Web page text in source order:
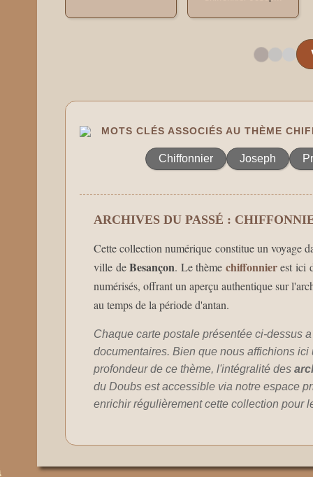
MOTS CLÉS ASSOCIÉS AU THÈME
Chiffonnier Joseph
ARCHIVES DU PASSÉ :
Cette collection numérique constitue un voyage
ville deBesançon. Le thème chiffonnierest ici
numérisés, offrant un aperçu authentique sur
au temps de la période d'antan.
Chaque carte postale présentée ci-dessus
documentaires. Bien que nous affichions
profondeur de ce thème, l'intégralité des
du Doubs est accessible via notre espace
enrichir régulièrement cette collection pour